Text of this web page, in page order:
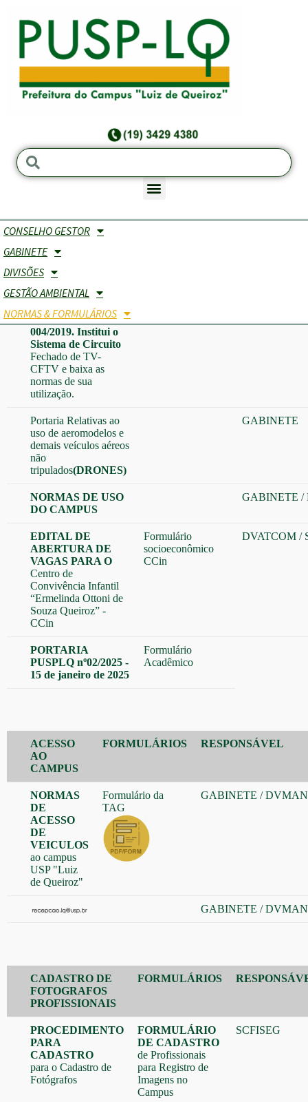
CONSELHO GESTOR
GABINETE
DIVISÕES
GESTÃO AMBIENTAL
NORMAS & FORMULÁRIOS
NORMAS & FORMULÁRIOS
NORMAS &
PROCEDIMENTOS
PORTARIA no
004/2019. Institui o
Sistema de Circuito
Fechado de TV-
CFTV e baixa as
normas de sua
utilização.
Portaria Relativas ao
uso de aeromodelos e
demais veículos aéreos
não
tripulados(DRONES)
GABINETE
NORMAS DE USO
DO CAMPUS
GABINETE /
EDITAL DE
ABERTURA DE
VAGAS PARA O
Centro de
Convivência Infantil
“Ermelinda Ottoni de
Souza Queiroz” -
CCin
Formulário
socioeconômico
CCin
DVATCOM /
PORTARIA
PUSPLQ nº02/2025 -
15 de janeiro de 2025
Formulário
Acadêmico
ACESSO
AO
CAMPUS
FORMULÁRIOS RESPONSÁVEL
NORMAS
DE
ACESSO
DE
VEICULOS
ao campus
USP "Luiz
de Queiroz"
Formulário da
TAG
GABINETE /
GABINETE /
CADASTRO DE
FOTOGRAFOS
PROFISSIONAIS
FORMULÁRIOS
PROCEDIMENTO
PARA
CADASTRO
para o Cadastro de
Fotógrafos
FORMULÁRIO
DE CADASTRO
de Profissionais
para Registro de
Imagens no
Campus
SCFISEG